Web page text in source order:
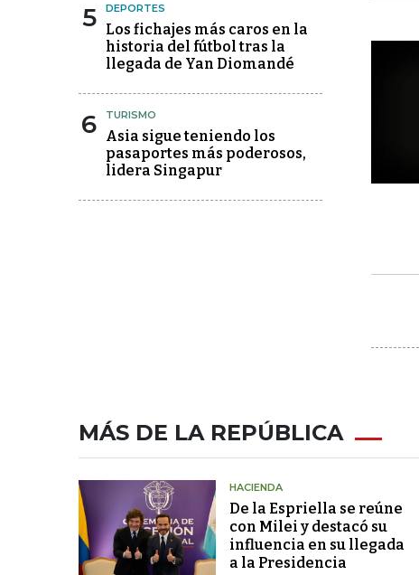
5 DEPORTES
Los fichajes más caros en la
historia del fútbol tras la
llegada de Yan Diomandé
6 TURISMO
Asia sigue teniendo los
pasaportes más poderosos,
lidera Singapur
MÁS DE LA REPÚBLICA
HACIENDA
De la Espriella se reúne
con Milei y destacó su
influencia en su llegada
a la Presidencia